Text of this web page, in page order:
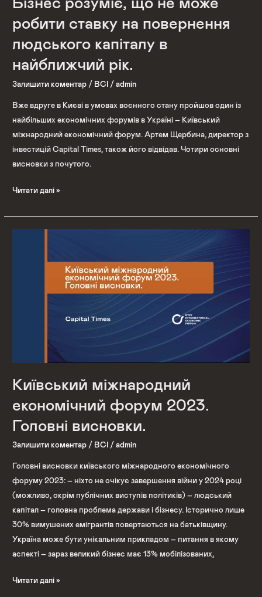
Бізнес розуміє, що не може
робити ставку на повернення
людського капіталу в
найближчий рік.
Залишити коментар / ВСІ /admin
Вже вдруге в Києві в умовах воєнного стану пройшов один із
найбільших економічних форумів в Україні – Київський
міжнародний економічний форум. Артем Щербина, директор з
інвестицій Capital Times, також його відвідав. Чотири основні
висновки з почутого.
найближчий
рік.
Читати далі »
Київський міжнародний
економічний форум 2023.
Головні висновки.
Залишити коментар / ВСІ /admin
Головні висновки київського міжнародного економічного
форуму 2023: – ніхто не очікує завершення війни у 2024 році
(можливо, окрім публічних виступів політиків) – людський
капітал – головна проблема держави і бізнесу. Історично лише
30% вимушених емігрантів повертаються на батьківщину.
Україна може бути унікальним прикладом – питання в якому
аспекті – зараз великий бізнес має 13% мобілізованих,
Читати далі »